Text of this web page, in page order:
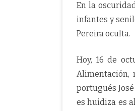
En la
infantes y
Pereira oculta.
Hoy, 16 de
Alimentación,
portugués
es huidiza es